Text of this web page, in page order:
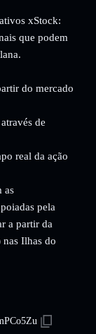
xStock:
que podem
do mercado
de
real da ação
as
pela
a partir da
nas Ilhas do